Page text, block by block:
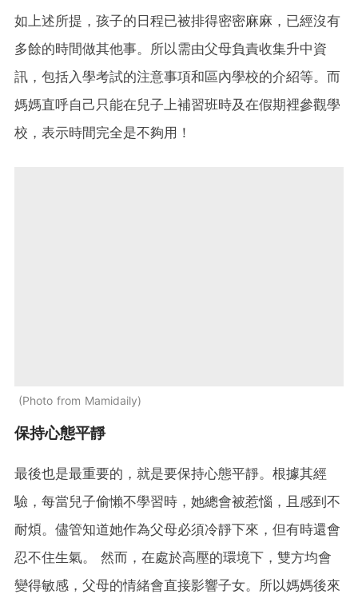
如上述所提，孩子的日程已被排得密密麻麻，已經沒有
多餘的時間做其他事。所以需由父母負責收集升中資
訊，包括入學考試的注意事項和區內學校的介紹等。而
媽媽直呼自己只能在兒子上補習班時及在假期裡參觀學
校，表示時間完全是不夠用！
Photo from Mamidaily
保持心態平靜
最後也是最重要的，就是要保持心態平靜。根據其經
驗，每當兒子偷懶不學習時，她總會被惹惱，且感到不
耐煩。儘管知道她作為父母必須冷靜下來，但有時還會
忍不住生氣。 然而，在處於高壓的環境下，雙方均會
變得敏感，父母的情緒會直接影響子女。所以媽媽後來